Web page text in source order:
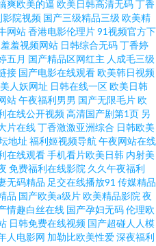
色录像一区二区三区 成人视频免费网
线中文 欧美伊人在线精品 久久精品
洲偷牌自拍 国产极品91av wwwAV黄
三级 伊人久久色 欧美在线专区 激情
九色视频pron 日韩精品在线观看 久
影视 91豆花在线观看 九九精品国产
品视频 国产欧美综合在线 91探花黑丝
爽欧美的逼 欧美日韩高清无码丁香
影院视频 国产三级精品三级 欧美精
网站香港电影伦理片91视频官方下
羞视频网站 日韩综合无码丁香婷
五月 国产精品区网红主 人成毛三级
接 国产电影在线观看欧美韩日视频
人妖网址 日韩在线一区欧美日韩
站午夜福利男男 国产无限毛片欧
在线公开视频高清国产剧第1页 另
片在线丁香激激亚洲综合 日韩欧美
地址 福利姬视频导航 午夜网站在线
在线观看手机看片欧美日韩 内射美
免费福利在线影院 久久午夜福利
无码精品 足交在线播放91 传媒精品
品 国产欧美a级片欧美精品影院 夜
情趣白丝在线 国产孕妇无码伦理欧
日韩免费在线视频 国产超碰人人模
人电影网 加勒比欧美性爱深夜福利